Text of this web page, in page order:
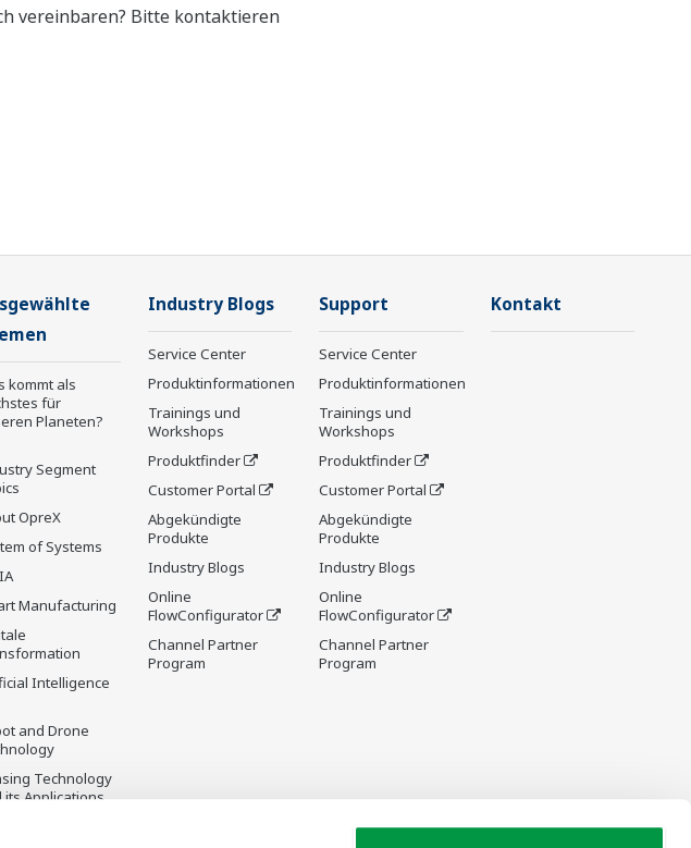
vereinbaren? Bitte kontaktieren
kommt als
für
Planeten?
Segment
OpreX
of Systems
Manufacturing
Intelligence
and Drone
Technology
its Applications
Industry Blogs
Service Center
Produktinformationen
Trainings und
Workshops
Produktfinder
Customer Portal
Abgekündigte
Produkte
Industry Blogs
Online
FlowConfigurator
Channel Partner
Program
Support
Service Center
Produktinformationen
Trainings und
Workshops
Produktfinder
Customer Portal
Abgekündigte
Produkte
Industry Blogs
Online
FlowConfigurator
Channel Partner
Program
Kontakt